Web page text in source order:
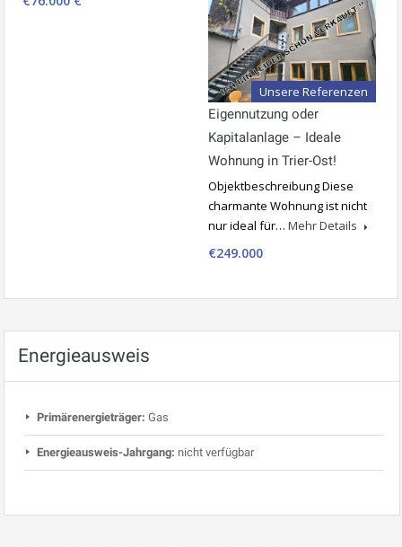
Unsere Referenzen
Eigennutzung oder
Kapitalanlage – Ideale
Wohnung in Trier-Ost!
Objektbeschreibung Diese
charmante Wohnung ist nicht
nur ideal für… Mehr Details
€249.000
Energieausweis
Primärenergieträger: Gas
Energieausweis-Jahrgang: nicht verfügbar